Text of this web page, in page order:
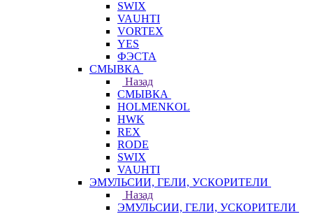
SWIX
VAUHTI
VORTEX
YES
ФЭСТА
СМЫВКА
Назад
СМЫВКА
HOLMENKOL
HWK
REX
RODE
SWIX
VAUHTI
ЭМУЛЬСИИ, ГЕЛИ, УСКОРИТЕЛИ
Назад
ЭМУЛЬСИИ, ГЕЛИ, УСКОРИТЕЛИ